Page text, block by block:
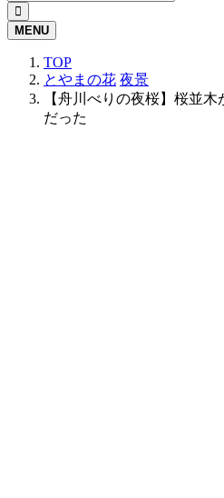
MENU
TOP
とやまの花 夜景
【舟川べりの夜桜】桜並
だった